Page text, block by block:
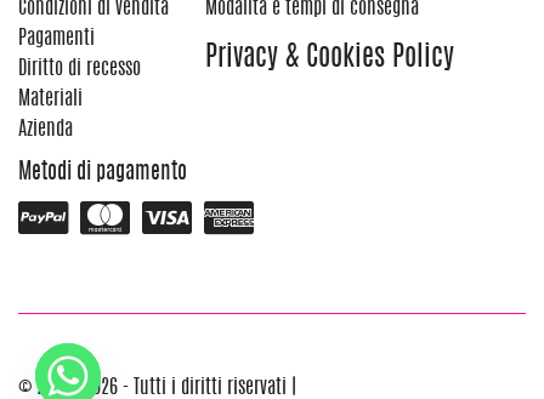
Condizioni di vendita
Pagamenti
Diritto di recesso
Materiali
Azienda
Modalità e tempi di consegna
Privacy & Cookies Policy
Metodi di pagamento
© 2012 - 2026 - Tutti i diritti riservati |